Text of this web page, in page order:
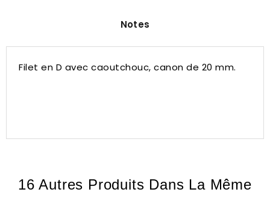
Notes
Filet en D avec caoutchouc, canon de 20 mm.
16 Autres Produits Dans La Même